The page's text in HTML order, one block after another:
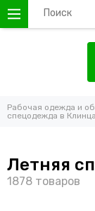
Рабочая одежда и
спецодежда в
Летняя